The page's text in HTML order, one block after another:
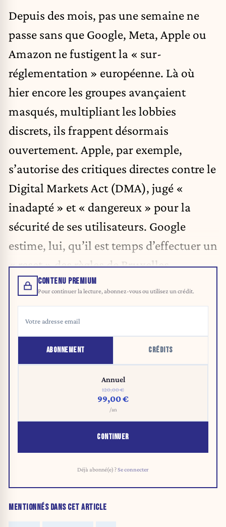
Depuis des mois, pas une semaine ne
passe sans que Google, Meta, Apple ou
Amazon ne fustigent la « sur-
réglementation » européenne. Là où
hier encore les groupes avançaient
masqués, multipliant les lobbies
discrets, ils frappent désormais
ouvertement. Apple, par exemple,
s’autorise des critiques directes contre le
Digital Markets Act (DMA), jugé «
inadapté » et « dangereux » pour la
sécurité de ses utilisateurs. Google
estime, lui, qu’il est temps d’effectuer un
« reset » des règles de Bruxelles.
CONTENU PREMIUM
Pour continuer la lecture, abonnez-vous ou utilisez un crédit.
ABONNEMENT CRÉDITS
Annuel
120,00 €
99,00 €
/an
CONTINUER
Déjà abonné(e) ?Se connecter
MENTIONNÉS DANS CET ARTICLE